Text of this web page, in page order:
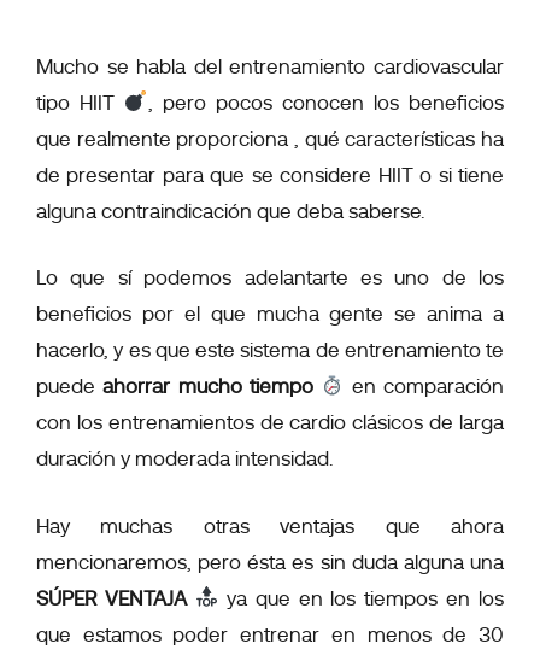
Mucho se habla del entrenamiento cardiovascular
tipo HIIT
, pero pocos conocen los beneficios
que realmente proporciona , qué características ha
de presentar para que se considere HIIT o si tiene
alguna contraindicación que deba saberse.
Lo que sí podemos adelantarte es uno de los
beneficios por el que mucha gente se anima a
hacerlo, y es que este sistema de entrenamiento te
puedeahorrar mucho tiempo
en comparación
con los entrenamientos de cardio clásicos de larga
duración y moderada intensidad.
Hay muchas otras ventajas que ahora
mencionaremos, pero ésta es sin duda alguna una
SÚPER VENTAJA
ya que en los tiempos en los
que estamos poder entrenar en menos de 30